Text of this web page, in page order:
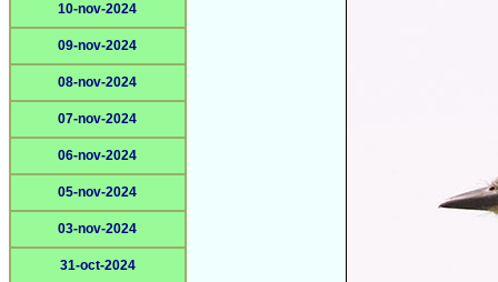
10-nov-2024
09-nov-2024
08-nov-2024
07-nov-2024
06-nov-2024
05-nov-2024
03-nov-2024
31-oct-2024